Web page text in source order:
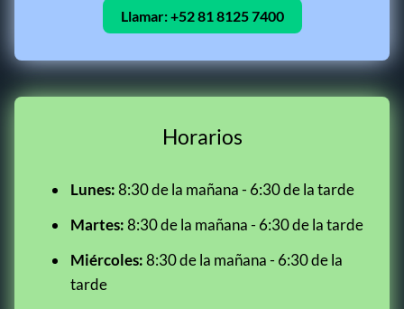
Llamar:+52 81 8125 7400
Horarios
Lunes:8:30 de la mañana - 6:30 de la tarde
Martes:8:30 de la mañana - 6:30 de la tarde
Miércoles:8:30 de la mañana - 6:30 de la
tarde